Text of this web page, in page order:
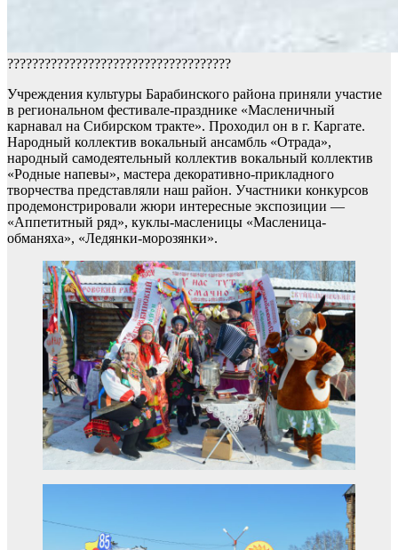
????????????????????????????????????
Учреждения культуры Барабинского района приняли участие
в региональном фестивале-празднике «Масленичный
карнавал на Сибирском тракте». Проходил он в г. Каргате.
Народный коллектив вокальный ансамбль «Отрада»,
народный самодеятельный коллектив вокальный коллектив
«Родные напевы», мастера декоративно-прикладного
творчества представляли наш район. Участники конкурсов
продемонстрировали жюри интересные экспозиции —
«Аппетитный ряд», куклы-масленицы «Масленица-
обманяха», «Ледянки-морозянки».